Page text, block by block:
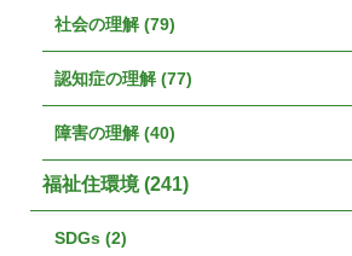
社会の理解 (79)
認知症の理解 (77)
障害の理解 (40)
福祉住環境 (241)
SDGs (2)